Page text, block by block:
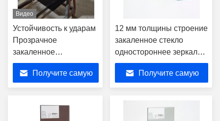
Видео
Устойчивость к ударам
Прозрачное
закаленное
ламинированное
стекло для лестницы
Получите самую
12 мм толщины строение
закаленное стекло
одностороннее зеркало
отражающее стекло
Получите самую